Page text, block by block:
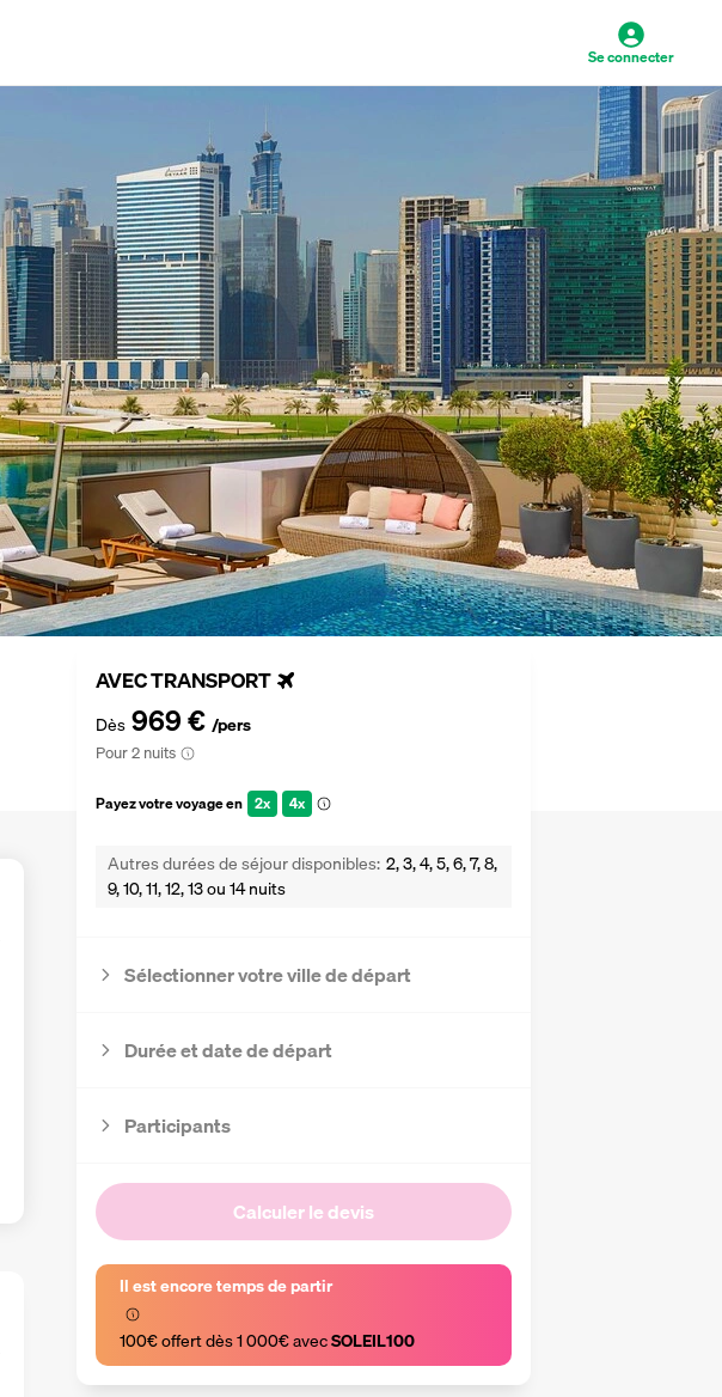
Se connecter
AVEC TRANSPORT
Dès 969 € /pers
Pour 2 nuits
Payez votre voyage en 2x 4x
Autres durées de séjour disponibles 2, 3, 4, 5, 6, 7, 8,
9, 10, 11, 12, 13 ou 14 nuits
Sélectionner votre ville de départ
Durée et date de départ
Participants
Calculer le devis
Il est encore temps de partir
100€ offert dès 1 000€ avec SOLEIL100